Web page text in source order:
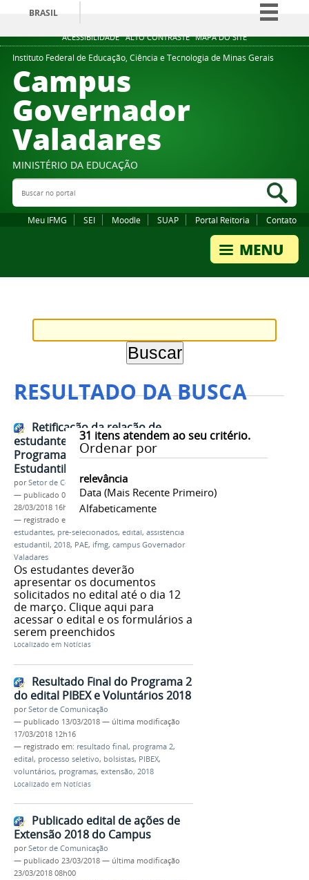
ACESSIBILIDADE ALTO CONTRASTE MAPA DO SITE
BRASIL
Simplifique!
Comunica BR
Instituto Federal de Educação, Ciência e Tecnologia de Minas Gerais
Campus
Governador
Valadares
MINISTÉRIO DA EDUCAÇÃO
Buscar no portal
Meu IFMG SEI Moodle SUAP Portal Reitoria Contato
RESULTADO DA BUSCA
31 itens atendem ao seu critério.
Ordenar por
relevância
Data (mais Recente Primeiro)
Alfabeticamente
Retificação da relação de
estudantes pré-selecionados no
Programa de Assistência
Estudantil 2018
porSetor de Comunicação
— publicado 08/03/2018 —última modificação
28/03/2018 16h48
— registrado em:
estudantes, pré-selecionados, edital, assistência
estudantil, 2018, PAE, ifmg, campus Governador
Valadares
Os estudantes deverão
apresentar os documentos
solicitados no edital até o dia 12
de março. Clique aqui para
acessar o edital e os formulários a
serem preenchidos
Localizado em Notícias
Resultado Final do Programa 2
do edital PIBEX e Voluntários 2018
porSetor de Comunicação
— publicado 13/03/2018 — última modificação
17/03/2018 12h16
— registrado em: resultado final, programa 2,
edital, processo seletivo, bolsistas, PIBEX,
voluntários, programas, extensão, 2018
Localizado em Notícias
Publicado edital de ações de
Extensão 2018 do Campus
porSetor de Comunicação
— publicado 23/03/2018 — última modificação
23/03/2018 08h00